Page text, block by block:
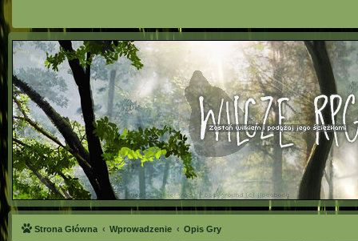
Strona Główna Wprowadzenie Opis Gry